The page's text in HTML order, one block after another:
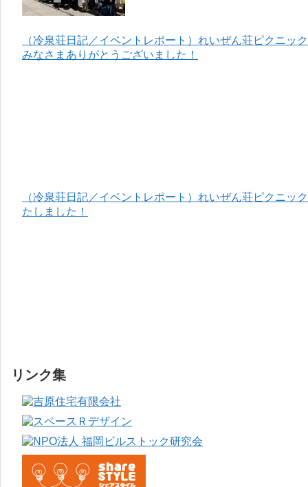
（冷泉荘日記／イベントレポート）れいぜん荘ピクニッ
みなさまありがとうございました！
（冷泉荘日記／イベントレポート）れいぜん荘ピクニッ
たしました！
リンク集